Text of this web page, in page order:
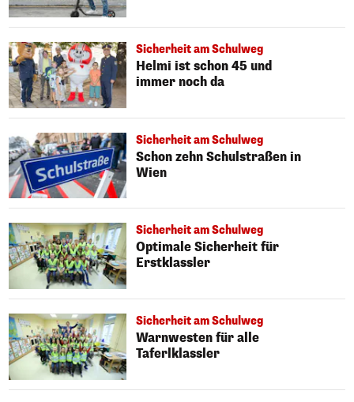
Sicherheit am Schulweg
Helmi ist schon 45 und
immer noch da
Sicherheit am Schulweg
Schon zehn Schulstraßen in
Wien
Sicherheit am Schulweg
Optimale Sicherheit für
Erstklassler
Sicherheit am Schulweg
Warnwesten für alle
Taferlklassler